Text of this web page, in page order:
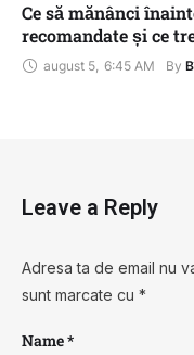
Ce să mănânci
recomandate și ce
august 5 6:45 AM By
Leave a Reply
Adresa ta de email nu
sunt marcate cu *
Name *